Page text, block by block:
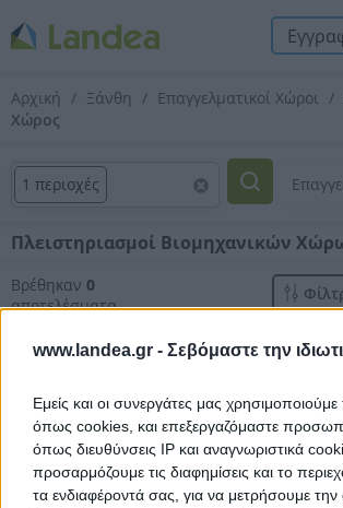
www.landea.gr - Σεβόμαστε την
Εμείς και οι συνεργάτες μας χρησιμοποιούμε
όπως cookies, και επεξεργαζόμαστε
όπως διευθύνσεις IP και αναγνωριστικά
προσαρμόζουμε τις διαφημίσεις και το
τα ενδιαφέροντά σας, για να μετρήσουμε
Αρχική Ξάνθη Επαγγελματικοί Χώροι
Χώρος
1 περιοχές
Πλειστηριασμοί Βιομηχανικών
Βρέθηκαν 0
αποτελέσματα
Δεν βρέθηκαν